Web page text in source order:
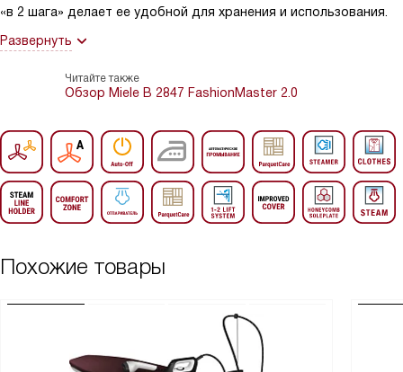
«в 2 шага» делает ее удобной для хранения и использования.
Развернуть
Читайте также
Обзор Miele B 2847 FashionMaster 2.0
Похожие товары